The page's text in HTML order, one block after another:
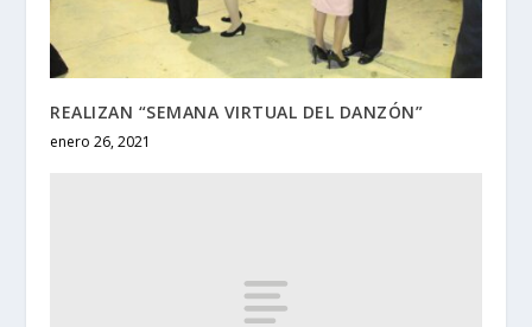
REALIZAN “SEMANA VIRTUAL DEL DANZÓN”
enero 26, 2021